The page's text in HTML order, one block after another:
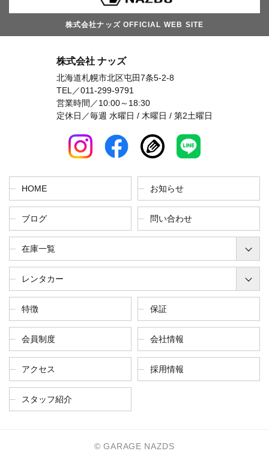
株式会社ナッズ OFFICIAL WEB SITE
株式会社 ナッズ
北海道札幌市北区屯田7条5-2-8
TEL／011-299-9791
営業時間／10:00～18:30
定休日／毎週 水曜日 / 木曜日 / 第2土曜日
HOME お知らせ
ブログ 問い合わせ
在庫一覧
レンタカー
特徴 保証
会員制度 会社情報
アクセス 採用情報
スタッフ紹介
© GARAGE NAZDS